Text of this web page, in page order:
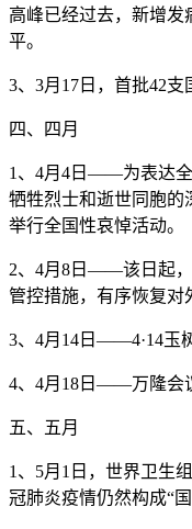
高峰已经过去，新增发
平。
3、3月17日，首批42支
四、四月
1、4月4日——为表达
牺牲烈士和逝世同胞的
举行全国性哀悼活动。
2、4月8日——该日起
管控措施，有序恢复对
3、4月14日——4·14玉
4、4月18日——万隆会
五、五月
1、5月1日，世界卫生
冠肺炎疫情仍然构成“